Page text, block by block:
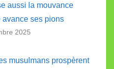
aussi la mouvance
avance ses pions
2025
musulmans prospèrent